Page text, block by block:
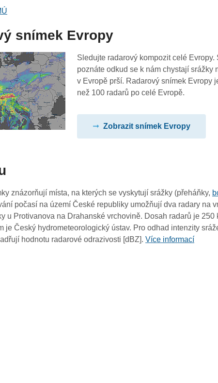
snímek Evropy
Sledujte radarový kompozit celé Evropy.
poznáte odkud se k nám chystají srážky
v Evropě prší. Radarový snímek Evropy
než 100 radarů po celé Evropě.
Zobrazit snímek Evropy
znázorňují místa, na kterých se vyskytují srážky (přeháňky,
počasí na území České republiky umožňují dva radary na
u Protivanova na Drahanské vrchovině. Dosah radarů je 250
je Český hydrometeorologický ústav. Pro odhad intenzity
hodnotu radarové odrazivosti [dBZ].Více informací